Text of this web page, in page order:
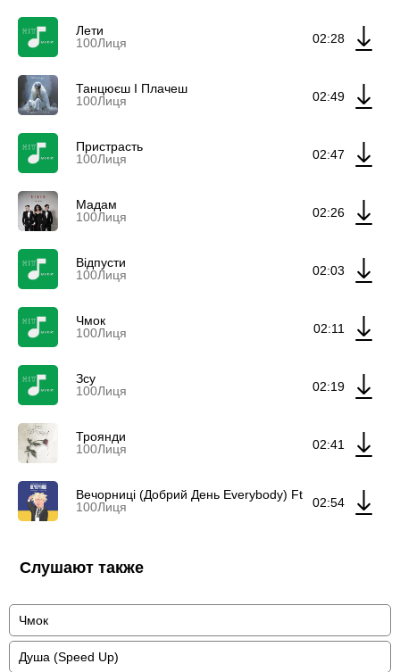
Лети
100Лиця
02:28
Танцюєш І Плачеш
100Лиця
02:49
Пристрасть
100Лиця
02:47
Мадам
100Лиця
02:26
Відпусти
100Лиця
02:03
Чмок
100Лиця
02:11
Зсу
100Лиця
02:19
Троянди
100Лиця
02:41
Вечорниці (Добрий День Everybody) Ft Skylerr
100Лиця
02:54
Слушают также
Чмок
Душа (Speed Up)